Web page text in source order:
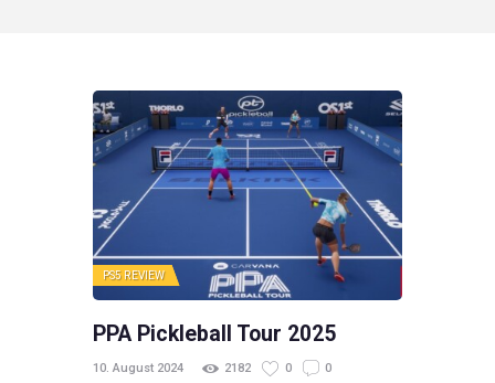
PS5 REVIEW
PPA Pickleball Tour 2025
10. August 2024 2182 0 0